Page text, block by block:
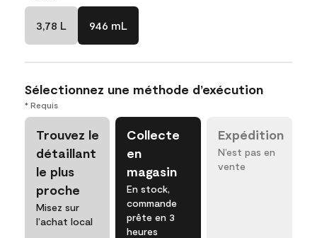
3,78 L 946 mL
Sélectionnez une méthode d’exécution
* Requis
Trouvez le
détaillant
le plus
proche
Misez sur
l’achat local
Collecte
en
magasin
En stock,
commande
prête en 3
heures
Expédition
N’est pas en
vente